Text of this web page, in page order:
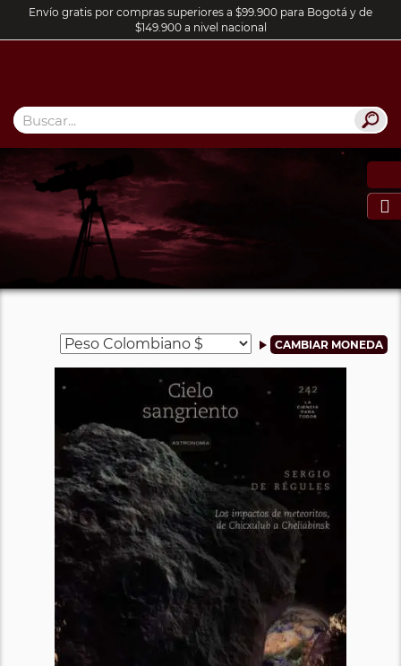
Envío gratis por compras superiores a $99.900 para Bogotá y de
$149.900 a nivel nacional
